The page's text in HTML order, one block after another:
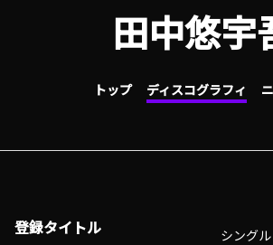
よくある質問
田中悠宇
トップ ディスコグラフィ
登録タイトル シングル